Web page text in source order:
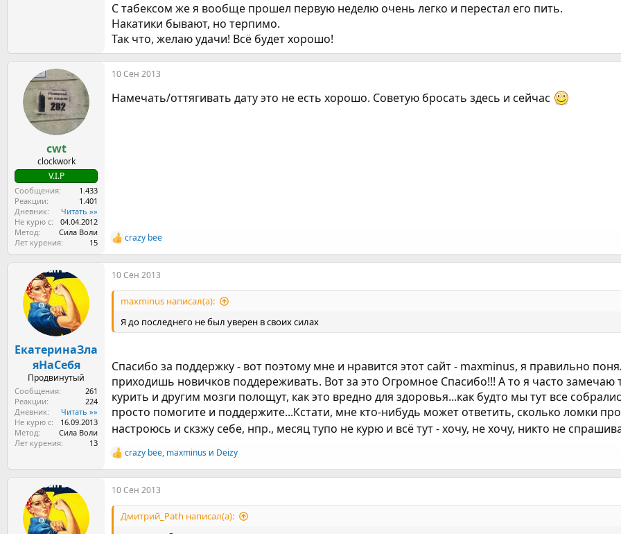
С табексом же я вообще прошел первую неделю очень легко и перестал его пить.
Накатики бывают, но терпимо.
Так что, желаю удачи! Всё будет хорошо!
cwt
clockwork
V.I.P
Сообщения
1.433
Реакции
1.401
Дневник
Читать »»
Не курю с
04.04.2012
Метод
Сила Воли
Лет курения
15
10 Сен 2013
Намечать/оттягивать дату это не есть хорошо. Советую бросать здесь и сейчас
Р
е
а
к
crazy bee
ЕкатеринаЗла
яНаСебя
Продвинутый
Сообщения
261
Реакции
224
Дневник
Читать »»
Не курю с
16.09.2013
Метод
Сила Воли
Лет курения
13
10 Сен 2013
maxminus написал(а):
Я до последнего не был уверен в своих силах
Спасибо за поддержку - вот поэтому мне и нравится этот сайт - maxminus, я правильно
приходишь новичков поддереживать. Вот за это Огромное Спасибо!!! А то я часто
курить и другим мозги полощут, как это вредно для здоровья...как будто мы тут все
просто помогите и поддержите...Кстати, мне кто-нибудь может ответить, сколько ломки
настроюсь и скзжу себе, нпр., месяц тупо не курю и всё тут - хочу, не хочу, никто не
Р
е
а
к
crazy bee, maxminus и Deizy
10 Сен 2013
Дмитрий_Path написал(а):